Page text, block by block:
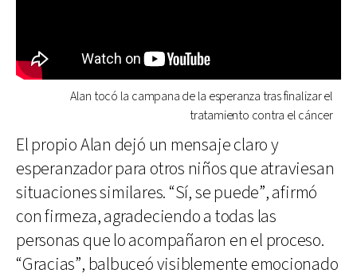
Alan tocó la campana de la esperanza tras finalizar el
tratamiento contra el cáncer
El propio Alan dejó un mensaje claro y
esperanzador para otros niños que atraviesan
situaciones similares. “Sí, se puede”, afirmó
con firmeza, agradeciendo a todas las
personas que lo acompañaron en el proceso.
“Gracias”, balbuceó visiblemente emocionado